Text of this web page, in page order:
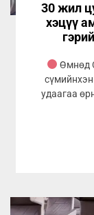
30 жил
хэцүү
Өмнөд
удаагаа